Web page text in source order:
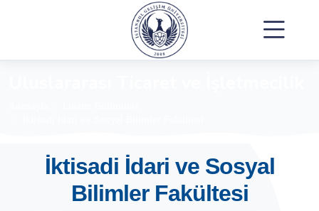
İktisadi İdari ve Sosyal
Bilimler Fakültesi